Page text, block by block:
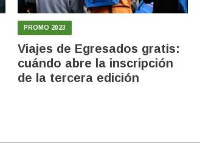
PROMO 2023
Viajes de Egresados gratis:
cuándo abre la inscripción
de la tercera edición